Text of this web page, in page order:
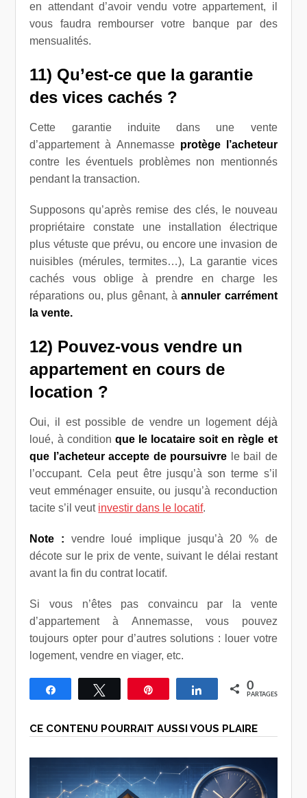
en attendant d’avoir vendu votre appartement, il
vous faudra rembourser votre banque par des
mensualités.
11) Qu’est-ce que la garantie
des vices cachés ?
Cette garantie induite dans une vente
d’appartement à Annemasse protège l’acheteur
contre les éventuels problèmes non mentionnés
pendant la transaction.
Supposons qu’après remise des clés, le nouveau
propriétaire constate une installation électrique
plus vétuste que prévu, ou encore une invasion de
nuisibles (mérules, termites…), La garantie vices
cachés vous oblige à prendre en charge les
réparations ou, plus gênant, àannuler carrément
la vente.
12) Pouvez-vous vendre un
appartement en cours de
location ?
Oui, il est possible de vendre un logement déjà
loué, à condition que le locataire soit en règle et
que l’acheteur accepte de poursuivre le bail de
l’occupant. Cela peut être jusqu’à son terme s’il
veut emménager ensuite, ou jusqu’à reconduction
tacite s’il veut investir dans le locatif.
Note : vendre loué implique jusqu’à 20 % de
décote sur le prix de vente, suivant le délai restant
avant la fin du contrat locatif.
Si vous n’êtes pas convaincu par la vente
d’appartement à Annemasse, vous pouvez
toujours opter pour d’autres solutions : louer votre
logement, vendre en viager, etc.
Partagez Tweetez Épingle Partagez0
PARTAGES
CE CONTENU POURRAIT AUSSI VOUS PLAIRE